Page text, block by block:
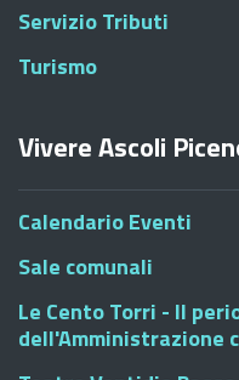
Servizio Tributi
Turismo
Vivere Ascoli
Calendario Eventi
Sale comunali
Le Cento Torri - Il
dell'Amministrazione